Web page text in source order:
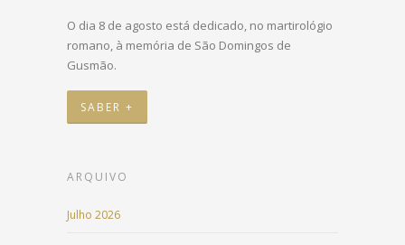
O dia 8 de agosto está dedicado, no martirológio
romano, à memória de São Domingos de
Gusmão.
SABER +
ARQUIVO
Julho 2026